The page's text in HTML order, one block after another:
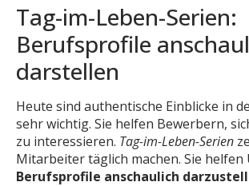
Tag-im-Leben-Serien:
Berufsprofile
darstellen
Heute sind authentische Einblicke in
sehr wichtig. Sie helfen Bewerbern,
zu interessieren. Tag-im-Leben-Serien
Mitarbeiter täglich machen. Sie
Berufsprofile anschaulich